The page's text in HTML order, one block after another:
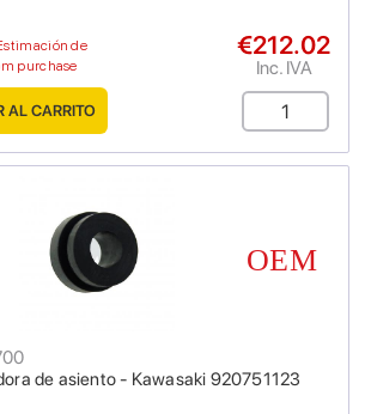
de
purchase
€212.02
Inc. IVA
AL CARRITO
de asiento - Kawasaki 920751123